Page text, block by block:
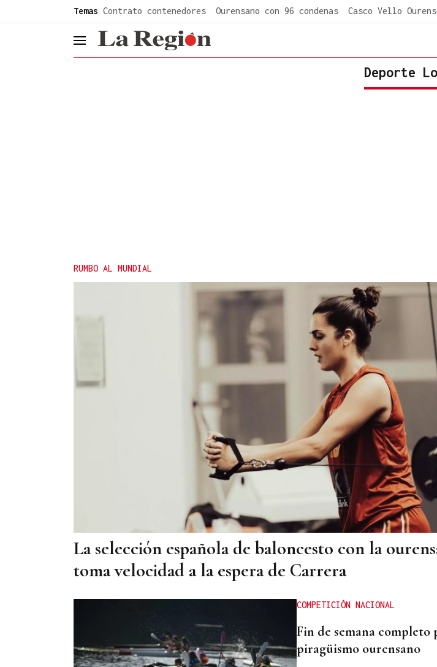
Temas Contrato contenedores Ourensano con 96 condenas Casco Vello
header.menu.open
Deporte
RUMBO AL MUNDIAL
La selección española de baloncesto con la
toma velocidad a la espera de Carrera
COMPETICIÓN NACIONAL
Fin de semana completo
piragüismo ourensano